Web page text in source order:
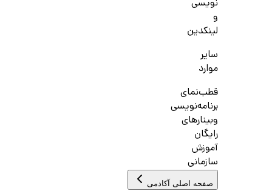
نویسی
و
لینکدین
سایر
موارد
قطب‌نمای
برنامه‌نویسی
وبینارهای
رایگان
آموزش
سازمانی
صفحه اصلی آکادمی